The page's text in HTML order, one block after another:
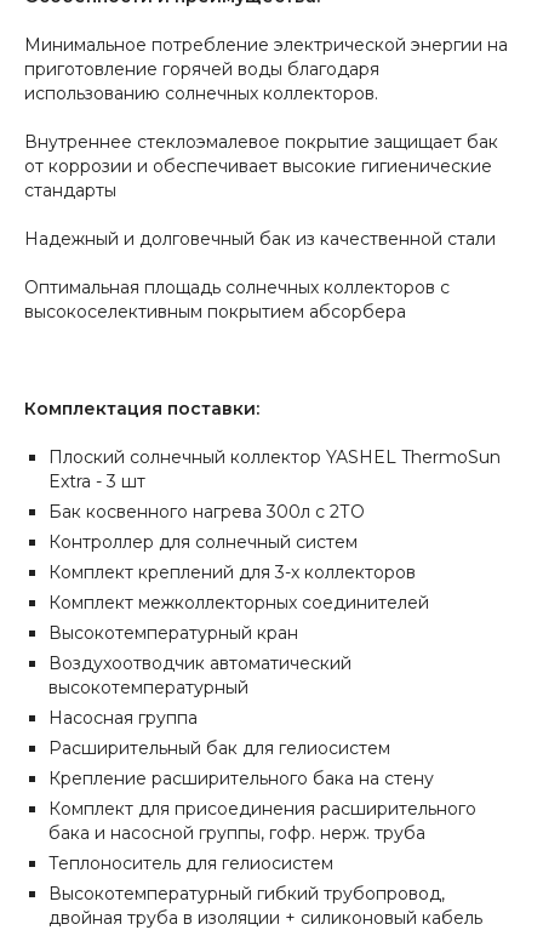
Минимальное потребление электрической энергии на
приготовление горячей воды благодаря
использованию солнечных коллекторов.
Внутреннее стеклоэмалевое покрытие защищает бак
от коррозии и обеспечивает высокие гигиенические
стандарты
Надежный и долговечный бак из качественной стали
Оптимальная площадь солнечных коллекторов с
высокоселективным покрытием абсорбера
​Комплектация поставки:
Плоский солнечный коллектор YASHEL ThermoSun
Extra - 3 шт
Бак косвенного нагрева 300л с 2ТО
Контроллер для солнечный систем
Комплект креплений для 3-х коллекторов
Комплект межколлекторных соединителей
Высокотемпературный кран
Воздухоотводчик автоматический
высокотемпературный
Насосная группа
Расширительный бак для гелиосистем
Крепление расширительного бака на стену
Комплект для присоединения расширительного
бака и насосной группы, гофр. нерж. труба
Теплоноситель для гелиосистем
Высокотемпературный гибкий трубопровод,
двойная труба в изоляции + силиконовый кабель